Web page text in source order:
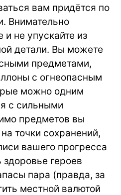
вам придётся по
Внимательно
и не упускайте из
детали. Вы можете
предметами,
с огнеопасным
можно одним
с сильными
предметов вы
точки сохранений,
вашего прогресса
здоровье героев
пара (правда, за
местной валютой